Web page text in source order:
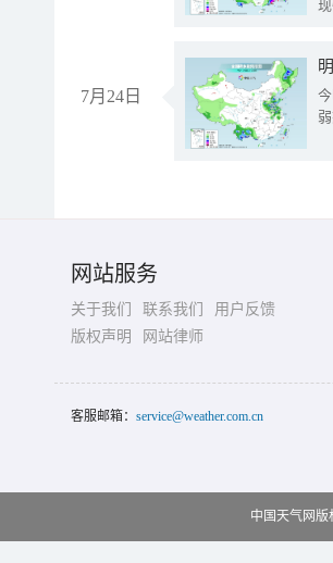
现
7月24日
网站服务
关于我们 联系我们
用户反馈
版权声明
网站律师
客服邮箱： service@weather.com.cn
中国天气网